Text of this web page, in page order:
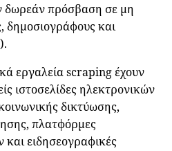
δωρεάν πρόσβαση σε μη
δημοσιογράφους και
).
εργαλεία scraping έχουν
ιστοσελίδες ηλεκτρονικών
δικτύωσης,
πλατφόρμες
ειδησεογραφικές